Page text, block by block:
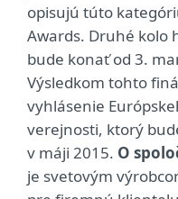
opisujú túto
Awards. Druhé kolo
bude konať od 3.
Výsledkom tohto
vyhlásenie
verejnosti, ktorý
v máji 2015. O
je svetovým